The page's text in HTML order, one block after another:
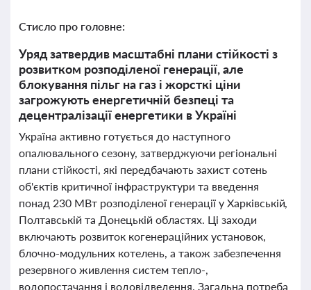
Стисло про головне:
Уряд затвердив масштабні плани стійкості з
розвитком розподіленої генерації, але
блокування пільг на газ і жорсткі ціни
загрожують енергетичній безпеці та
децентралізації енергетики в Україні
Україна активно готується до наступного
опалювального сезону, затверджуючи регіональні
плани стійкості, які передбачають захист сотень
об'єктів критичної інфраструктури та введення
понад 230 МВт розподіленої генерації у Харківській,
Полтавській та Донецькій областях. Ці заходи
включають розвиток когенераційних установок,
блочно-модульних котелень, а також забезпечення
резервного живлення систем тепло-,
водопостачання і водовідведення. Загальна потреба